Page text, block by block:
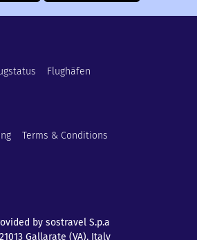
Flughäfen
Terms & Conditions
by sostravel S.p.a
Gallarate (VA), Italy